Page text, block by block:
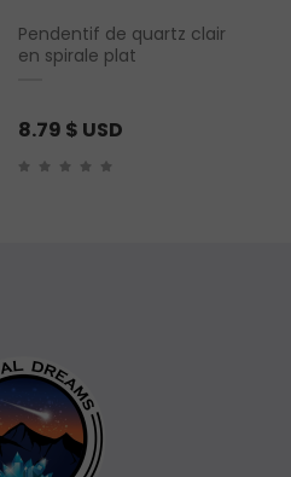
Pendentif de quartz clair
en spirale plat
8.79 $ USD